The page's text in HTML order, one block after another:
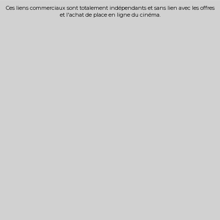
Ces liens commerciaux sont totalement indépendants et sans lien avec les offres
et l'achat de place en ligne du cinéma.